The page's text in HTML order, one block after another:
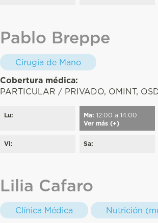
Pablo Breppe
Cirugía de Mano
Cobertura médica:
PARTICULAR / PRIVADO, OMINT,
Lu: Ma: 12:00 a 14:00
Ver más (+)
Vi: Sa:
Lilia Cafaro
Clínica Médica Nutrición